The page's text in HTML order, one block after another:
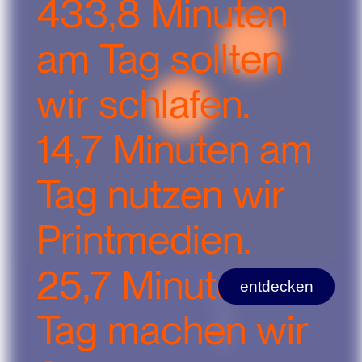
entdecken
433,8 Minuten
am Tag sollten
wir schlafen.
14,7 Minuten am
Tag nutzen wir
Printmedien.
25,7 Minuten am
Tag machen wir